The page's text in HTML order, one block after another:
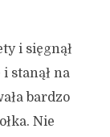
i sięgnął
stanął na
bardzo
Nie